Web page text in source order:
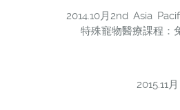
2014.10月2nd Asia
特殊寵物醫療課程：
2015.11